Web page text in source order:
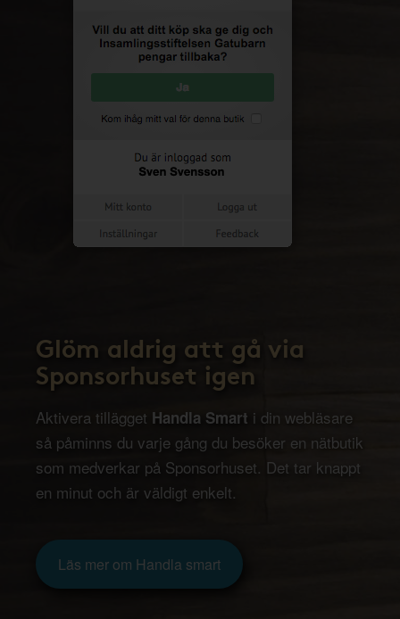
Glöm aldrig att gå via
Sponsorhuset igen
Aktivera tillägget Handla Smart i din webläsare
så påminns du varje gång du besöker en nätbutik
som medverkar på Sponsorhuset. Det tar knappt
en minut och är väldigt enkelt.
Läs mer om Handla smart